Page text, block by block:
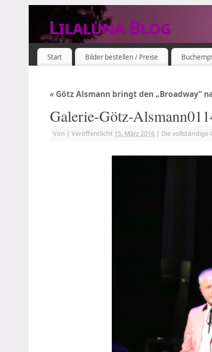
Lilaluna Blog
DAS JETZT IST SCHON VERGANGENHEIT
Start Bilder bestellen / Preise
« Götz Alsmann bringt den „Broadway“
Galerie-Götz-
Von | Veröffentlicht 15. März 2016 | Die vollständige